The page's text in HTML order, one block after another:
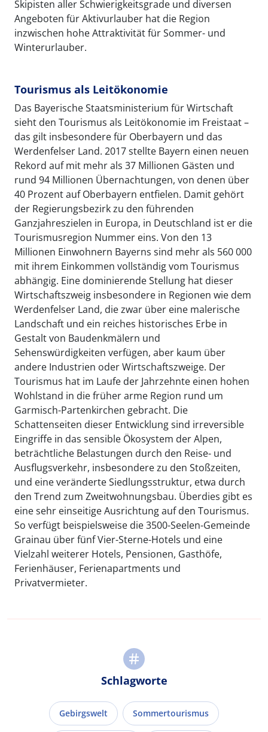
Skipisten aller Schwierigkeitsgrade und diversen
Angeboten für Aktivurlauber hat die Region
inzwischen hohe Attraktivität für Sommer- und
Winterurlauber.
Tourismus als Leitökonomie
Das Bayerische Staatsministerium für Wirtschaft
sieht den Tourismus als Leitökonomie im Freistaat –
das gilt insbesondere für Oberbayern und das
Werdenfelser Land. 2017 stellte Bayern einen neuen
Rekord auf mit mehr als 37 Millionen Gästen und
rund 94 Millionen Übernachtungen, von denen über
40 Prozent auf Oberbayern entfielen. Damit gehört
der Regierungsbezirk zu den führenden
Ganzjahreszielen in Europa, in Deutschland ist er die
Tourismusregion Nummer eins. Von den 13
Millionen Einwohnern Bayerns sind mehr als 560 000
mit ihrem Einkommen vollständig vom Tourismus
abhängig. Eine dominierende Stellung hat dieser
Wirtschaftszweig insbesondere in Regionen wie dem
Werdenfelser Land, die zwar über eine malerische
Landschaft und ein reiches historisches Erbe in
Gestalt von Baudenkmälern und
Sehenswürdigkeiten verfügen, aber kaum über
andere Industrien oder Wirtschaftszweige. Der
Tourismus hat im Laufe der Jahrzehnte einen hohen
Wohlstand in die früher arme Region rund um
Garmisch-Partenkirchen gebracht. Die
Schattenseiten dieser Entwicklung sind irreversible
Eingriffe in das sensible Ökosystem der Alpen,
beträchtliche Belastungen durch den Reise- und
Ausflugsverkehr, insbesondere zu den Stoßzeiten,
und eine veränderte Siedlungsstruktur, etwa durch
den Trend zum Zweitwohnungsbau. Überdies gibt es
eine sehr einseitige Ausrichtung auf den Tourismus.
So verfügt beispielsweise die 3500-Seelen-Gemeinde
Grainau über fünf Vier-Sterne-Hotels und eine
Vielzahl weiterer Hotels, Pensionen, Gasthöfe,
Ferienhäuser, Ferienapartments und
Privatvermieter.
Schlagworte
Gebirgswelt Sommertourismus